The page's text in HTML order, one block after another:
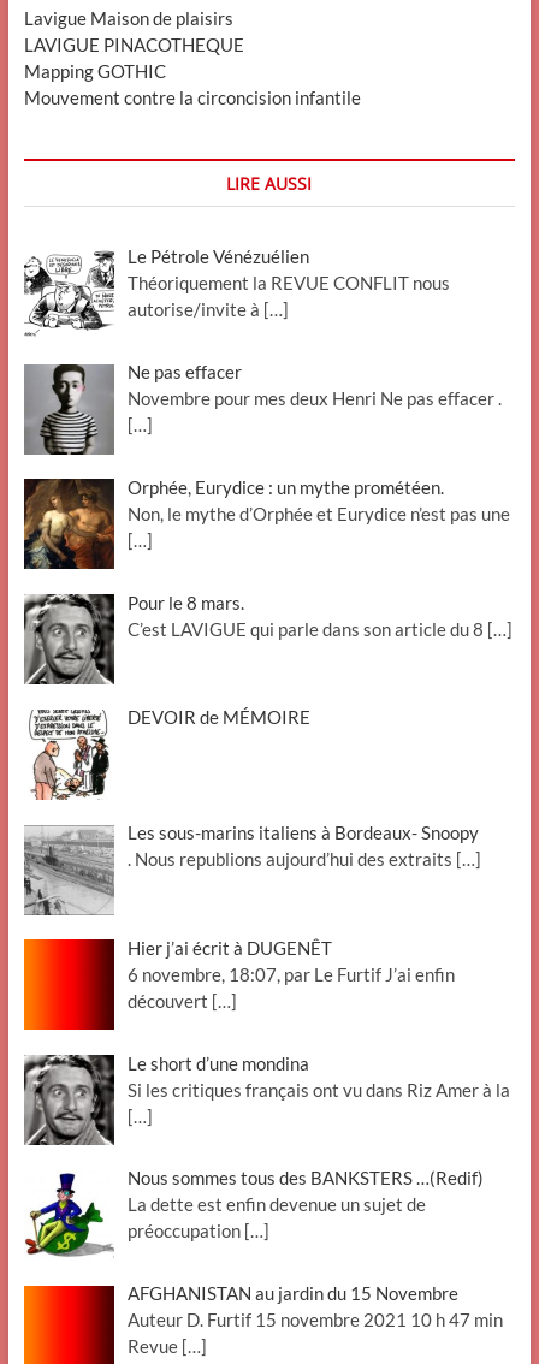
Lavigue Maison de plaisirs
LAVIGUE PINACOTHEQUE
Mapping GOTHIC
Mouvement contre la circoncision infantile
LIRE AUSSI
Le Pétrole Vénézuélien
Théoriquement la REVUE CONFLIT nous
autorise/invite à […]
Ne pas effacer
Novembre pour mes deux Henri Ne pas effacer .
[…]
Orphée, Eurydice : un mythe prométéen.
Non, le mythe d’Orphée et Eurydice n’est pas une
[…]
Pour le 8 mars.
C’est LAVIGUE qui parle dans son article du 8 […]
DEVOIR de MÉMOIRE
Les sous-marins italiens à Bordeaux- Snoopy
. Nous republions aujourd’hui des extraits […]
Hier j’ai écrit à DUGENÊT
6 novembre, 18:07, par Le Furtif J’ai enfin
découvert […]
Le short d’une mondina
Si les critiques français ont vu dans Riz Amer à la
[…]
Nous sommes tous des BANKSTERS …(Redif)
La dette est enfin devenue un sujet de
préoccupation […]
AFGHANISTAN au jardin du 15 Novembre
Auteur D. Furtif 15 novembre 2021 10 h 47 min
Revue […]